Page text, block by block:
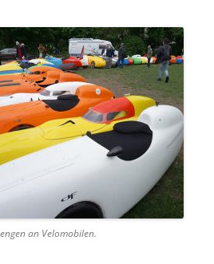
an Velomobilen.